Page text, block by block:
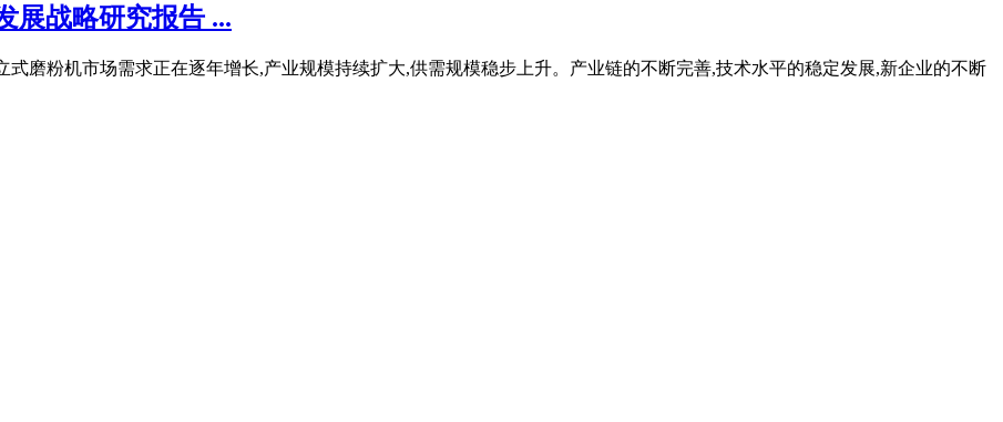
展战略研究报告 ...
式磨粉机市场需求正在逐年增长,产业规模持续扩大,供需规模稳步上升。产业链的不断完善,技术水平的稳定发展,新企业的不断